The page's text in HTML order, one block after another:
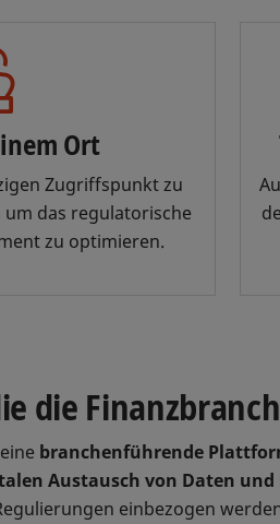
Ort
Zugriffspunkt zu
das regulatorische
zu optimieren.
die
branchenführende
Austausch von Daten und
einbezogen